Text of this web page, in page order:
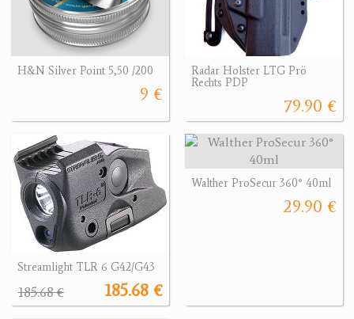
H&N Silver Point 5,50 /200
9 €
Radar Holster LTG Prö
Rechts PDP
79.90 €
Streamlight TLR 6 G42/G43
185.68 €
185.68 €
Walther ProSecur 360° 40ml
29.90 €